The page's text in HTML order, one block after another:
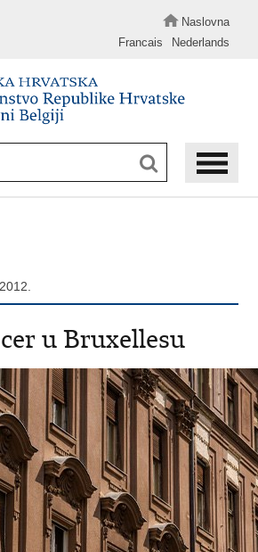
Naslovna
Francais
Nederlands
u Bruxellesu